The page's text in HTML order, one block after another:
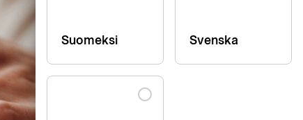
Suomeksi Svenska